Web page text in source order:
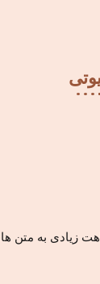
زیادی به متن